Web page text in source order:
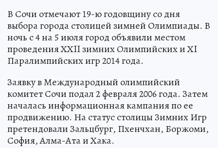
В Сочи отмечают 19-ю годовщину со дня
выбора города столицей зимней Олимпиады. В
ночь с 4 на 5 июля город объявили местом
проведения ХХII зимних Олимпийских и ХI
Паралимпийских игр 2014 года.
Заявку в Международный олимпийский
комитет Сочи подал 2 февраля 2006 года. Затем
началась информационная кампания по ее
продвижению. На статус столицы Зимних Игр
претендовали Зальцбург, Пхенчхан, Боржоми,
София, Алма-Ата и Хака.